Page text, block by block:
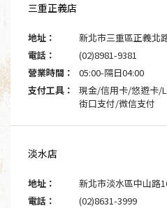
三重正義店
地址：
新北市三重區正義北
電話：
(02)8981-9381
營業時間：
05:00-隔日04:00
支付工具：
現金/信用卡/悠遊卡/
街口支付/微信支付
淡水店
地址：
新北市淡水區中山路
電話：
(02)8631-3999